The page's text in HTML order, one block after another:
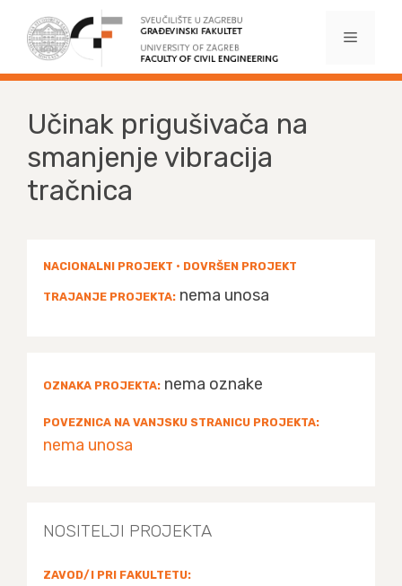
sadržaj
Učinak prigušivača na
smanjenje vibracija
tračnica
NACIONALNI PROJEKT • DOVRŠEN PROJEKT
TRAJANJE PROJEKTA: nema unosa
OZNAKA PROJEKTA: nema oznake
POVEZNICA NA VANJSKU STRANICU PROJEKTA:
nema unosa
NOSITELJI PROJEKTA
ZAVOD/I PRI FAKULTETU: